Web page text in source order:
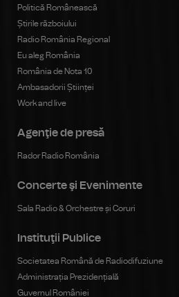
Politică Românească
Știrile războiului
Radio România Regional
Eu aleg România
România de Nota 10
Ambasadorii Științei
Work and live
Agenţie de presă
Rador Radio România
Concerte şi Evenimente
Sala Radio & Orchestre și Coruri
Instituţii Publice
Societatea Română de Radiodifuziune
Administrația Prezidențială
Guvernul României